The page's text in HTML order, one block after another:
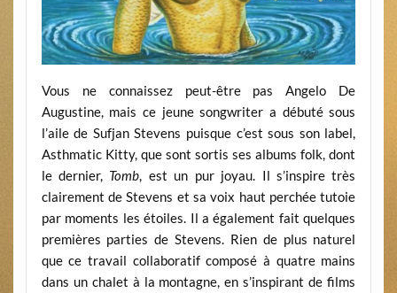
Vous ne connaissez peut-être pas Angelo De
Augustine, mais ce jeune songwriter a débuté sous
l’aile de Sufjan Stevens puisque c’est sous son label,
Asthmatic Kitty, que sont sortis ses albums folk, dont
le dernier, Tomb, est un pur joyau. Il s’inspire très
clairement de Stevens et sa voix haut perchée tutoie
par moments les étoiles. Il a également fait quelques
premières parties de Stevens. Rien de plus naturel
que ce travail collaboratif composé à quatre mains
dans un chalet à la montagne, en s’inspirant de films